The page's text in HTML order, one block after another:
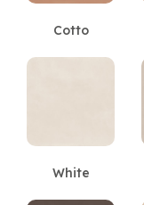
Cotto
White